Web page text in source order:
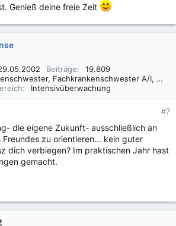
Genieß deine freie Zeit
Beiträge
19.809
Krankenschwester, Fachkrankenschwester A/I, Praxisbegleiter Basale Stimulation
Intensivüberwachung
#7
die eigene Zukunft- ausschließlich an
zu orientieren... kein guter
dich verbiegen? Im praktischen Jahr hast
gemacht.